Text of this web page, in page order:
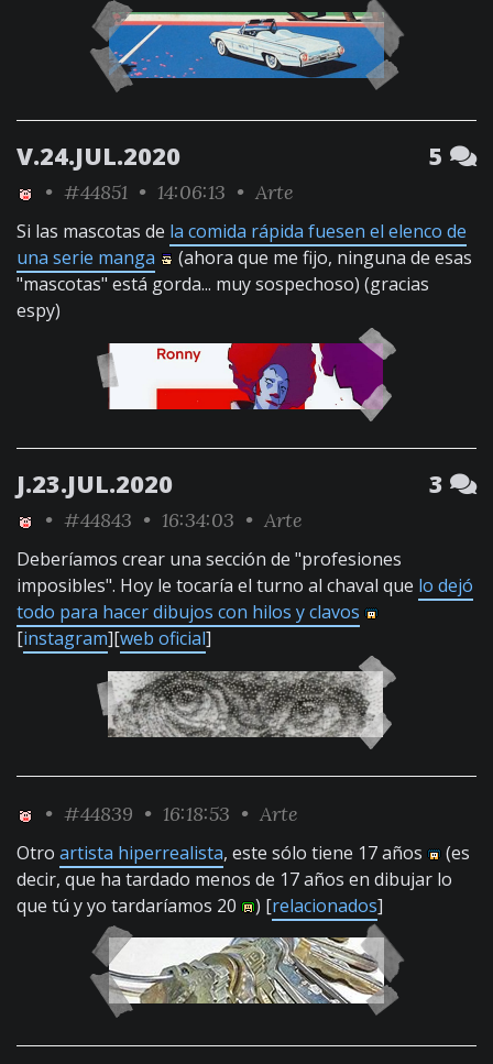
V.24.JUL.2020 5
• #44851 • 14:06:13 • Arte
Si las mascotas de la comida rápida fuesen el elenco de
una serie manga
(ahora que me fijo, ninguna de esas
"mascotas" está gorda... muy sospechoso) (gracias
espy)
J.23.JUL.2020 3
• #44843 • 16:34:03 • Arte
Deberíamos crear una sección de "profesiones
imposibles". Hoy le tocaría el turno al chaval que lo dejó
todo para hacer dibujos con hilos y clavos
[instagram][web oficial]
• #44839 • 16:18:53 • Arte
Otro artista hiperrealista, este sólo tiene 17 años
(es
decir, que ha tardado menos de 17 años en dibujar lo
que tú y yo tardaríamos 20
) [relacionados]